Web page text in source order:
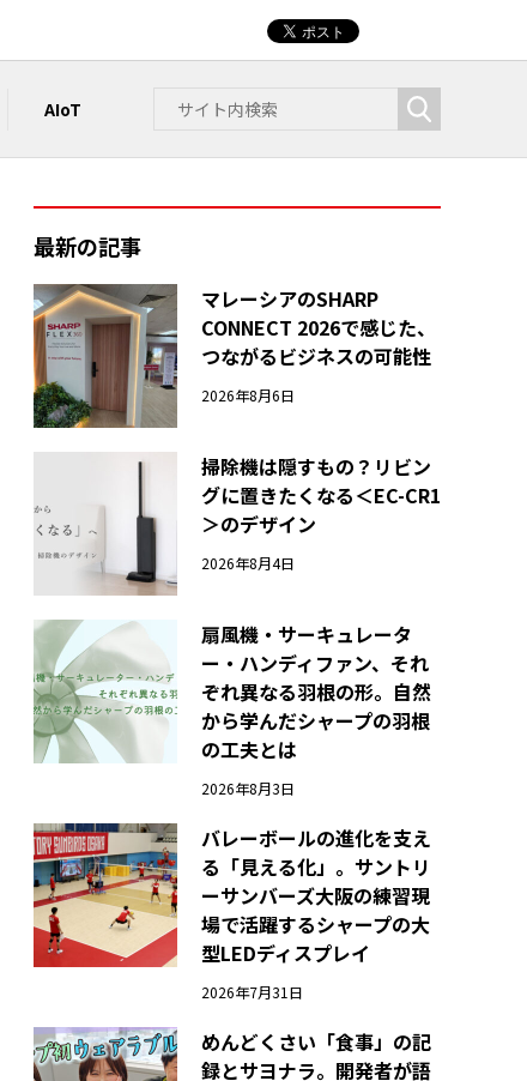
AIoT
最新の記事
マレーシアのSHARP
CONNECT 2026で感じた、
つながるビジネスの可能性
2026年8月6日
掃除機は隠すもの？リビン
グに置きたくなる＜EC-CR1
＞のデザイン
2026年8月4日
扇風機・サーキュレータ
ー・ハンディファン、それ
ぞれ異なる羽根の形。自然
から学んだシャープの羽根
の工夫とは
2026年8月3日
バレーボールの進化を支え
る「見える化」。サントリ
ーサンバーズ大阪の練習現
場で活躍するシャープの大
型LEDディスプレイ
2026年7月31日
めんどくさい「食事」の記
録とサヨナラ。開発者が語